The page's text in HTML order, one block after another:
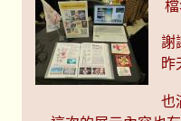
檔
謝
昨
也